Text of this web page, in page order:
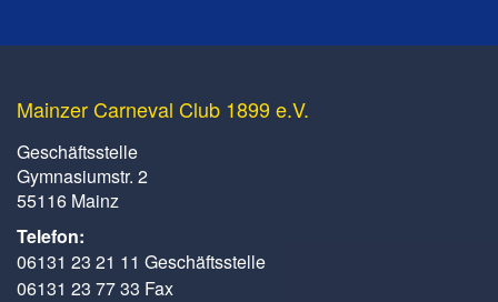
Mainzer Carneval Club 1899 e.V.
Geschäftsstelle
Gymnasiumstr. 2
55116 Mainz
Telefon:
06131 23 21 11 Geschäftsstelle
06131 23 77 33 Fax